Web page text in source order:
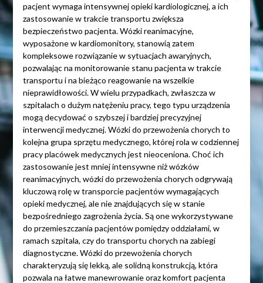
pacjent wymaga intensywnej opieki kardiologicznej, a ich
zastosowanie w trakcie transportu zwiększa
bezpieczeństwo pacjenta. Wózki reanimacyjne,
wyposażone w kardiomonitory, stanowią zatem
kompleksowe rozwiązanie w sytuacjach awaryjnych,
pozwalając na monitorowanie stanu pacjenta w trakcie
transportu i na bieżąco reagowanie na wszelkie
nieprawidłowości. W wielu przypadkach, zwłaszcza w
szpitalach o dużym natężeniu pracy, tego typu urządzenia
mogą decydować o szybszej i bardziej precyzyjnej
interwencji medycznej. Wózki do przewożenia chorych to
kolejna grupa sprzętu medycznego, której rola w codziennej
pracy placówek medycznych jest nieoceniona. Choć ich
zastosowanie jest mniej intensywne niż wózków
reanimacyjnych, wózki do przewożenia chorych odgrywają
kluczową rolę w transporcie pacjentów wymagających
opieki medycznej, ale nie znajdujących się w stanie
bezpośredniego zagrożenia życia. Są one wykorzystywane
do przemieszczania pacjentów pomiędzy oddziałami, w
ramach szpitala, czy do transportu chorych na zabiegi
diagnostyczne. Wózki do przewożenia chorych
charakteryzują się lekką, ale solidną konstrukcją, która
pozwala na łatwe manewrowanie oraz komfort pacjenta